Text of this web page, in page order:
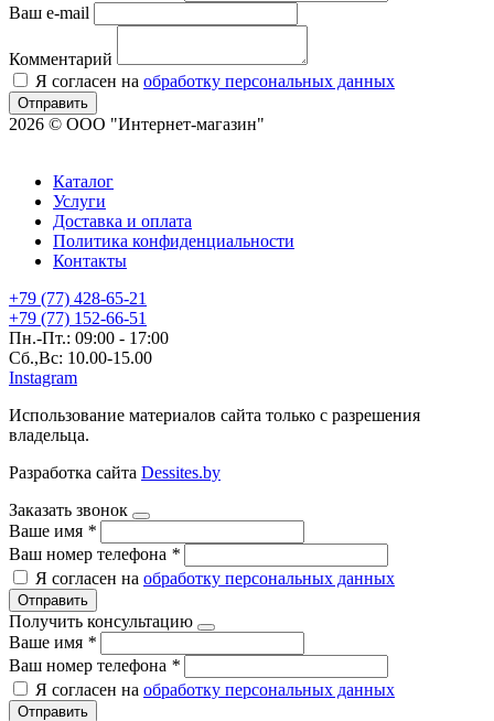
Ваш e-mail
Комментарий
Я согласен на обработку персональных данных
Отправить
2026 © ООО "Интернет-магазин"
Каталог
Услуги
Доставка и оплата
Политика конфиденциальности
Контакты
+79 (77) 428-65-21
+79 (77) 152-66-51
Пн.-Пт.: 09:00 - 17:00
Сб.,Вс: 10.00-15.00
Instagram
Использование материалов сайта только с разрешения
владельца.
Разработка сайта Dessites.by
Заказать звонок
Ваше имя *
Ваш номер телефона *
Я согласен на обработку персональных данных
Отправить
Получить консультацию
Ваше имя *
Ваш номер телефона *
Я согласен на обработку персональных данных
Отправить